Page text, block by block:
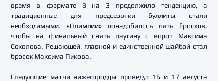
время в формате 3 на 3 продолжило тенденцию, а
традиционные для предсезонки буллиты стали
необходимыми. «Олимпии» понадобилось пять бросков,
чтобы на финальный снять паутину с ворот Максима
Соколова. Решающей, главной и единственной шайбой стал
бросок Максима Пикова.
Следующие матчи нижегородцы проведут 16 и 17 августа